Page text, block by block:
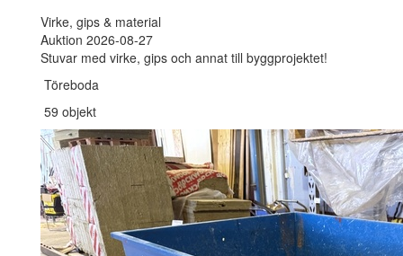
Virke, gips & material
Auktion 2026-08-27
Stuvar med virke, gips och annat till byggprojektet!
Töreboda
59 objekt